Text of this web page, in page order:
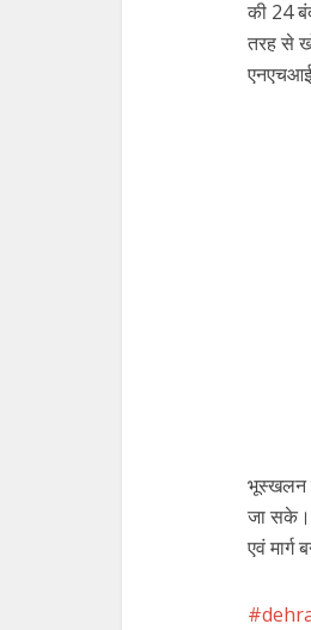
की 24
तरह से
भूस्खलन
जा सके।
एवं मार्ग